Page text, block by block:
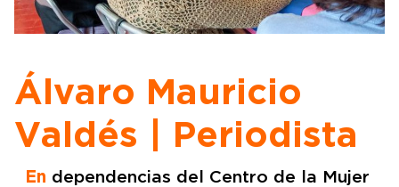
Álvaro Mauricio
Valdés | Periodista
En dependencias del Centro de la Mujer